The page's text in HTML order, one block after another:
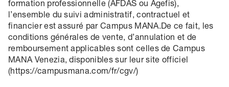
formation professionnelle (AFDAS ou Agefis),
l’ensemble du suivi administratif, contractuel et
financier est assuré par Campus MANA.De ce fait, les
conditions générales de vente, d’annulation et de
remboursement applicables sont celles de Campus
MANA Venezia, disponibles sur leur site officiel
(https://campusmana.com/fr/cgv/)